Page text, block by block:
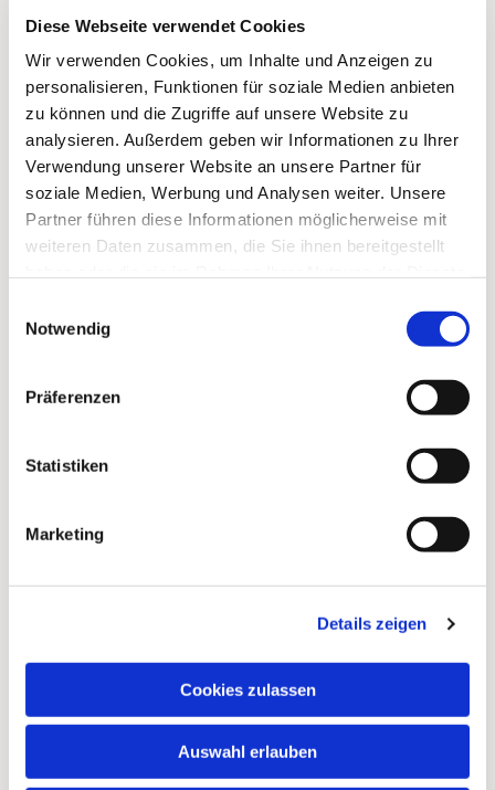
Diese Webseite verwendet Cookies
Wir verwenden Cookies, um Inhalte und Anzeigen zu
personalisieren, Funktionen für soziale Medien anbieten
zu können und die Zugriffe auf unsere Website zu
analysieren. Außerdem geben wir Informationen zu Ihrer
Verwendung unserer Website an unsere Partner für
soziale Medien, Werbung und Analysen weiter. Unsere
Partner führen diese Informationen möglicherweise mit
weiteren Daten zusammen, die Sie ihnen bereitgestellt
Notwendig
Präferenzen
Statistiken
Marketing
Details zeigen
Cookies zulassen
Auswahl erlauben
Dies könnte Sie auch